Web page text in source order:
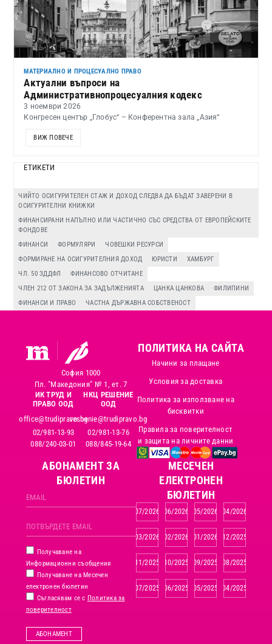
МАТЕРИАЛНО И ПРОЦЕСУАЛНО ПРАВО
Актуални въпроси на
Административнопроцесуалния кодекс
3 ноември 2026
Конгресен център „Глобус“ – Конферентна зала „Азия“
ВИЖ ПОВЕЧЕ
ЕТИКЕТИ
ЧИЙТО ОСИГУРИТЕЛЕН СТАЖ И ДОХОД СЛЕДВА ДА БЪДАТ ЗАВЕРЕНИ В
ОСИГУРИТЕЛНИ КНИЖКИ
ФИНАНСИРАНИ НАПЪЛНО ИЛИ ЧАСТИЧНО СЪС СРЕДСТВА ОТ ЕВРОПЕЙСКИТЕ
ФОНДОВЕ
ФИНАНСИ
ФОРМУЛЯРИ
ЧОВЕШКИ РЕСУРСИ
ФОРМИРАНЕ НА ОСИГУРИТЕЛНИЯ ДОХОД
ЮРИСТИ
ХАМБУРГ
ЧЛ. 50 ЗДДФЛ
ФИНАНСОВО ОТЧИТАНЕ
ЧЛЕН 212 ОТ ЗАКОНА ЗА ЗАДЪЛЖЕНИЯТА
ЦАНКА ЦАНКОВА
ФИЛИПИНИ
ФИНАНСИ И ПРАВО
ЧАСТНА ДЪРЖАВНА СОБСТВЕНОСТ
София 1000
Пл. "Македония" № 1, ет. 7
ИК ТРУД И
ПРАВО ООД
office@trudipravo.bg
02/981-13-93
088/240-03-01
НКЦ РЕШЕНИЕ
ООД
reshenie@trudipravo.bg
02/981-13-76
088/845-19-64
ПОЛИТИКА НА САЙТА
Начини за плащане
Условия за доставка
Политика за използване на
бисквитки
Правила за поверителност
и защита на личните данни
АБОНАМЕНТ ЗА
БЮЛЕТИН
Получаване на
Информационни съобщения
Получаване на Месечен
електронен бюлетин
Съгласявам се с Политика за
поверителност
АБОНАМЕНТ
MЕСЕЧЕН
ЕЛЕКТРОНЕН
БЮЛЕТИН
07/2026 06/2026 05/2026 04/2026
03/2026 02/2026 01/2026 12/2025
11/2025 10/2025 09/2025 08/2025
07/2025 06/2025 05/2025 04/2025